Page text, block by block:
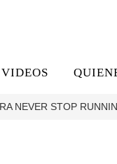
VIDEOS
NEVER STOP